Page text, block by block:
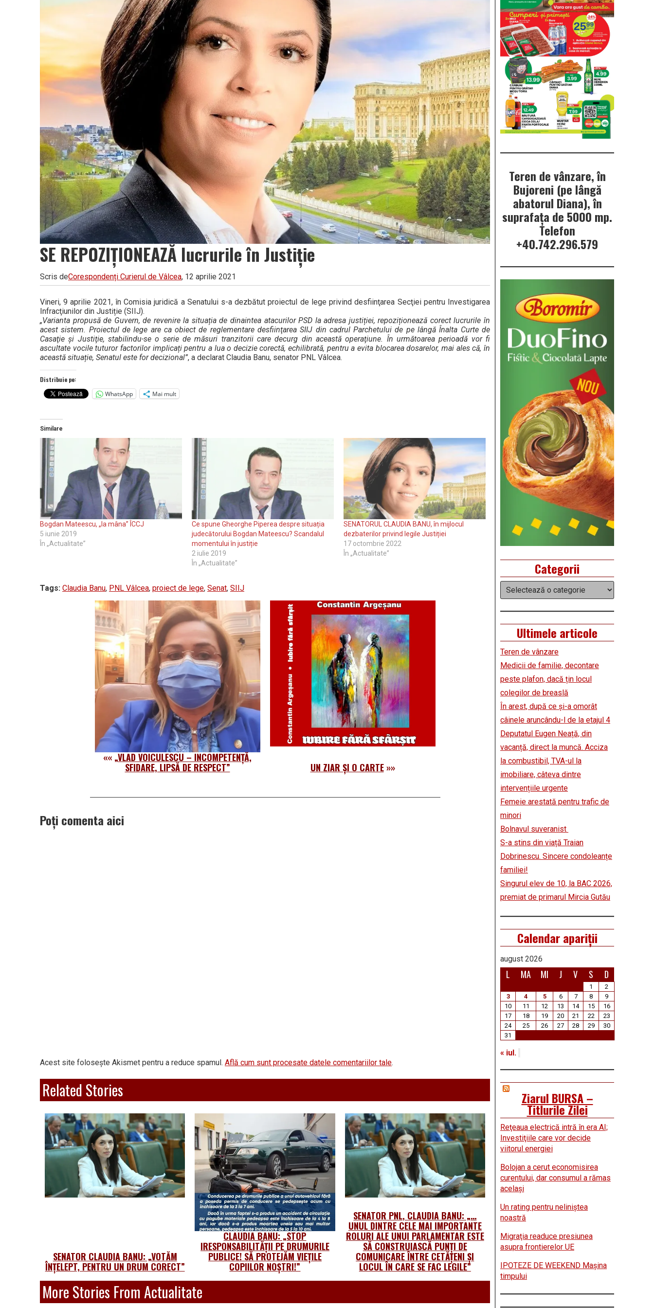
SE REPOZIȚIONEAZĂ lucrurile în Justiție
Scris deCorespondenți Curierul de Vâlcea, 12 aprilie 2021
Vineri, 9 aprilie 2021, în Comisia juridică a Senatului s-a dezbătut proiectul de lege privind desfiinţarea Secţiei pentru Investigarea
Infracţiunilor din Justiție (SIIJ).
„Varianta propusă de Guvern, de revenire la situația de dinaintea atacurilor PSD la adresa justiției, repoziționează corect lucrurile în
acest sistem. Proiectul de lege are ca obiect de reglementare desfiinţarea SIIJ din cadrul Parchetului de pe lângă Înalta Curte de
Casaţie şi Justiţie, stabilindu-se o serie de măsuri tranzitorii care decurg din această operaţiune. În următoarea perioadă vor fi
ascultate vocile tuturor factorilor implicați pentru a lua o decizie corectă, echilibrată, pentru a evita blocarea dosarelor, mai ales că, în
această situație, Senatul este for decizional”, a declarat Claudia Banu, senator PNL Vâlcea.
Distribuie pe:
WhatsApp
Mai mult
Similare
Bogdan Mateescu, „la mâna” ÎCCJ
5 iunie 2019
În „Actualitate”
Ce spune Gheorghe Piperea despre situația
judecătorului Bogdan Mateescu? Scandalul
momentului în justiție
2 iulie 2019
În „Actualitate”
SENATORUL CLAUDIA BANU, în mijlocul
dezbaterilor privind legile Justiției
17 octombrie 2022
În „Actualitate”
Tags: Claudia Banu, PNL Vâlcea, proiect de lege, Senat, SIIJ
«« „VLAD VOICULESCU – INCOMPETENȚĂ,
SFIDARE, LIPSĂ DE RESPECT”
UN ZIAR ȘI O CARTE»»
Poți comenta aici
Acest site folosește Akismet pentru a reduce spamul. Află cum sunt procesate datele comentariilor tale.
Related Stories
SENATOR CLAUDIA BANU: „VOTĂM
ÎNȚELEPT, PENTRU UN DRUM CORECT”
CLAUDIA BANU: „STOP
IRESPONSABILITĂȚII PE DRUMURILE
PUBLICE! SĂ PROTEJĂM VIEȚILE
COPIILOR NOȘTRI!”
SENATOR PNL, CLAUDIA BANU: „…
UNUL DINTRE CELE MAI IMPORTANTE
ROLURI ALE UNUI PARLAMENTAR ESTE
SĂ CONSTRUIASCĂ PUNȚI DE
COMUNICARE ÎNTRE CETĂȚENI ȘI
LOCUL ÎN CARE SE FAC LEGILE”
More Stories From Actualitate
Teren de vânzare, în
Bujoreni (pe lângă
abatorul Diana), în
suprafața de 5000 mp.
Telefon
+40.742.296.579
Categorii
Categorii
Ultimele articole
Teren de vânzare
Medicii de familie, decontare
peste plafon, dacă țin locul
colegilor de breaslă
În arest, după ce și-a omorât
câinele aruncându-l de la etajul 4
Deputatul Eugen Neață, din
vacanță, direct la muncă. Acciza
la combustibil, TVA-ul la
imobiliare, câteva dintre
intervențiile urgente
Femeie arestată pentru trafic de
minori
Bolnavul suveranist
S-a stins din viață Traian
Dobrinescu. Sincere condoleanțe
familiei!
Singurul elev de 10, la BAC 2026,
premiat de primarul Mircia Gutău
Calendar apariții
august 2026
L MA MI J V S D
1
2
3
4 5 6 7 8
9
10
11 12 13 14 15
16
17
18 19 20 21 22
23
24
25 26 27 28 29
30
31
« iul.
Ziarul BURSA –
Titlurile Zilei
Reţeaua electrică intră în era AI;
Investiţiile care vor decide
viitorul energiei
Bolojan a cerut economisirea
curentului, dar consumul a rămas
acelaşi
Un rating pentru neliniştea
noastră
Migraţia readuce presiunea
asupra frontierelor UE
IPOTEZE DE WEEKEND Maşina
timpului